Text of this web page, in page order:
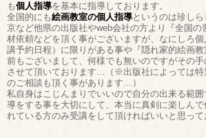
も個人指導を基本に指導しております。
全国的にも絵画教室の個人指導というのは珍し
京など他県の出版社やweb会社の方より『全国の
材依頼などを頂く事がございますが、なにしろ
講予約日程）に限りがある事や『隠れ家的絵画
前もございまして、何様でも無いのですがその
させて頂いております…（※出版社によっては特
のご相談も頂く事があります…）
私自身はこじんまりでいいので自分の出来る範
導をする事を大切にして、本当に真剣に楽しん
れている方のみ受講をして頂ければいいと思って